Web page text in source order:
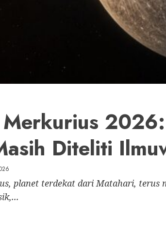
Diteliti
planet terdekat dari Matahari, terus